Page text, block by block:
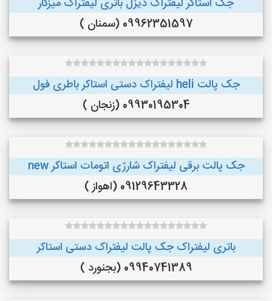
جک استاکر لیفتراک دیزل باتری لیفتراک میزکار
09962351597 (سمنان )
جک پالت heli لیفتراک دستی استاکر باطری فول
09930195304 (زنجان )
جک پالت برقی لیفتراک شارژی اتومات استاکر new
09129643328 (اهواز )
باتری لیفتراک جک پالت لیفتراک دستی استاکر
09940741389 (بجنورد )